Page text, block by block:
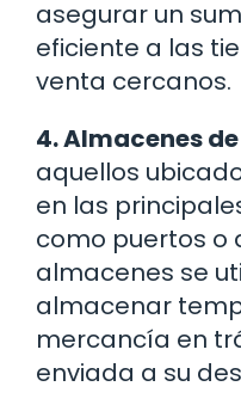
asegurar un
eficiente a las
venta cercanos.
4. Almacenes
aquellos
en las
como puertos o
almacenes se
almacenar
mercancía en
enviada a su